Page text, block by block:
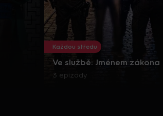
Každou středu
Ve službě: Jménem zákona
3 epizody